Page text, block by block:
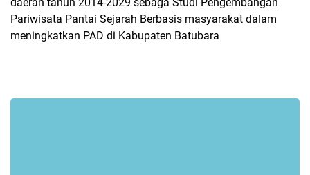
Pariwisata Pantai Sejarah Berbasis masyarakat dalam
meningkatkan PAD di Kabupaten Batubara